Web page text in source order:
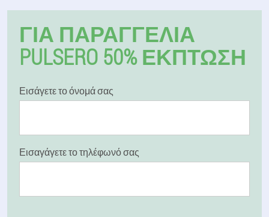
ΓΙΑ ΠΑΡΑΓΓΕΛΊΑ
PULSERO 50% ΕΚΠΤΩΣΗ
Εισάγετε το όνομά σας
Εισαγάγετε το τηλέφωνό σας